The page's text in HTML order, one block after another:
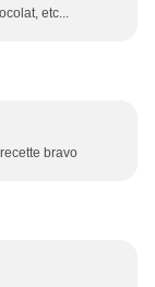
etc...
bravo